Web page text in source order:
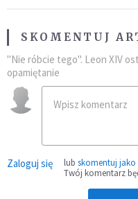
SKOMENTUJ
"Nie róbcie tego". Leon XIV
opamiętanie
Zaloguj się lub skomentuj jako
Twój komentarz